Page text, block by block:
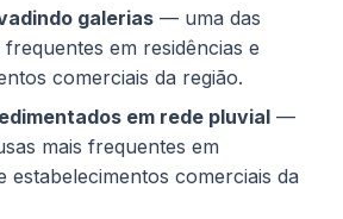
galerias — uma das
frequentes em residências e
comerciais da região.
em rede pluvial —
mais frequentes em
estabelecimentos comerciais da